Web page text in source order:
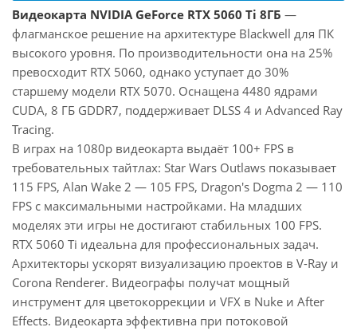
Видеокарта NVIDIA GeForce RTX 5060 Ti 8ГБ —
флагманское решение на архитектуре Blackwell для ПК
высокого уровня. По производительности она на 25%
превосходит RTX 5060, однако уступает до 30%
старшему модели RTX 5070. Оснащена 4480 ядрами
CUDA, 8 ГБ GDDR7, поддерживает DLSS 4 и Advanced Ray
Tracing.
В играх на 1080p видеокарта выдаёт 100+ FPS в
требовательных тайтлах: Star Wars Outlaws показывает
115 FPS, Alan Wake 2 — 105 FPS, Dragon's Dogma 2 — 110
FPS с максимальными настройками. На младших
моделях эти игры не достигают стабильных 100 FPS.
RTX 5060 Ti идеальна для профессиональных задач.
Архитекторы ускорят визуализацию проектов в V-Ray и
Corona Renderer. Видеографы получат мощный
инструмент для цветокоррекции и VFX в Nuke и After
Effects. Видеокарта эффективна при потоковой